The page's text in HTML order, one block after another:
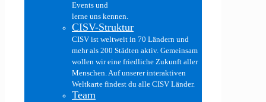
Events und
lerne uns kennen.
CISV-Struktur
CISV ist weltweit in 70 Ländern und
mehr als 200 Städten aktiv. Gemeinsam
wollen wir eine friedliche Zukunft aller
Menschen. Auf unserer interaktiven
Weltkarte findest du alle CISV Länder.
Team